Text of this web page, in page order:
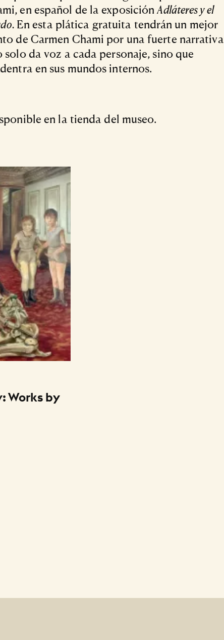
en español de la exposiciónAdláteres y el
En esta plática gratuita tendrán un mejor
de Carmen Chami por una fuerte narrativa
solo da voz a cada personaje, sino que
en sus mundos internos.
en la tienda del museo.
Works by